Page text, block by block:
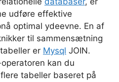
udføre effektive
optimal ydeevne. En af
til sammensætning
er Mysql JOIN.
kan du
tabeller baseret på